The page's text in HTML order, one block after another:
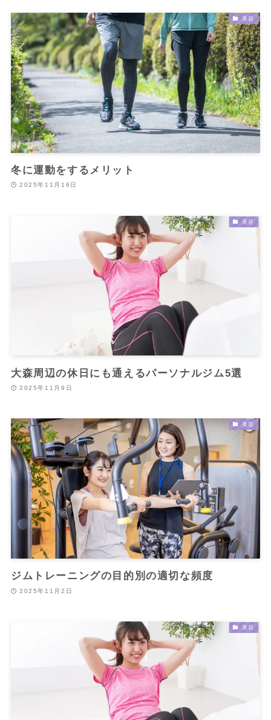
美容
冬に運動をするメリット
2025年11月16日
美容
大森周辺の休日にも通えるパーソナルジム5選
2025年11月9日
美容
ジムトレーニングの目的別の適切な頻度
2025年11月2日
美容